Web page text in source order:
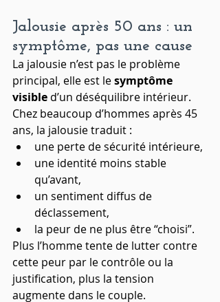
Jalousie après 50 ans : un
symptôme, pas une cause
La jalousie n’est pas le problème
principal, elle est le symptôme
visible d’un déséquilibre intérieur.
Chez beaucoup d’hommes après 45
ans, la jalousie traduit :
une perte de sécurité intérieure,
une identité moins stable
qu’avant,
un sentiment diffus de
déclassement,
la peur de ne plus être “choisi”.
Plus l’homme tente de lutter contre
cette peur par le contrôle ou la
justification, plus la tension
augmente dans le couple.